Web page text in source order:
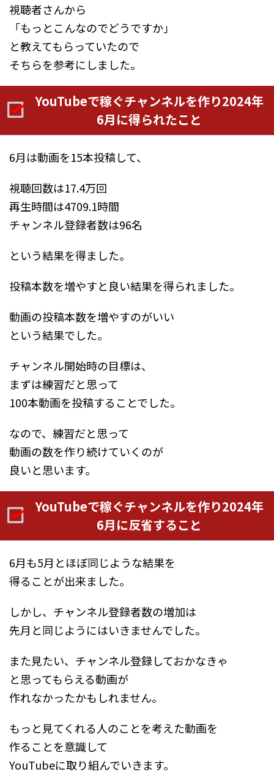
視聴者さんから
「もっとこんなのでどうですか」
と教えてもらっていたので
そちらを参考にしました。
YouTubeで稼ぐチャンネルを作り2024年
6月に得られたこと
6月は動画を15本投稿して、
視聴回数は17.4万回
再生時間は4709.1時間
チャンネル登録者数は96名
という結果を得ました。
投稿本数を増やすと良い結果を得られました。
動画の投稿本数を増やすのがいい
という結果でした。
チャンネル開始時の目標は、
まずは練習だと思って
100本動画を投稿することでした。
なので、練習だと思って
動画の数を作り続けていくのが
良いと思います。
YouTubeで稼ぐチャンネルを作り2024年
6月に反省すること
6月も5月とほぼ同じような結果を
得ることが出来ました。
しかし、チャンネル登録者数の増加は
先月と同じようにはいきませんでした。
また見たい、チャンネル登録しておかなきゃ
と思ってもらえる動画が
作れなかったかもしれません。
もっと見てくれる人のことを考えた動画を
作ることを意識して
YouTubeに取り組んでいきます。